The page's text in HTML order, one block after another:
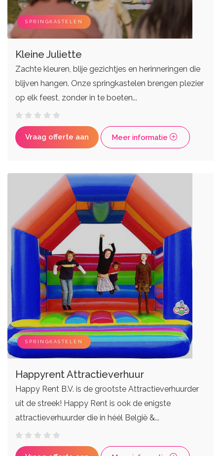
Zangers
Live bands
Weddingplanners
Ceremoniemeesters
SPRINGKASTELEN
Kleine Juliette
Zachte kleuren, blije gezichtjes en herinneringen die
blijven hangen. Onze springkastelen brengen plezier
op elk feest, zonder in te boeten...
Vraag offerte aan Meer informatie
SPRINGKASTELEN
Happyrent Attractieverhuur
Happy Rent B.V. is de grootste Attractieverhuurder
uit de streek! Happy Rent is ook de enigste
attractieverhuurder die in héél België &...